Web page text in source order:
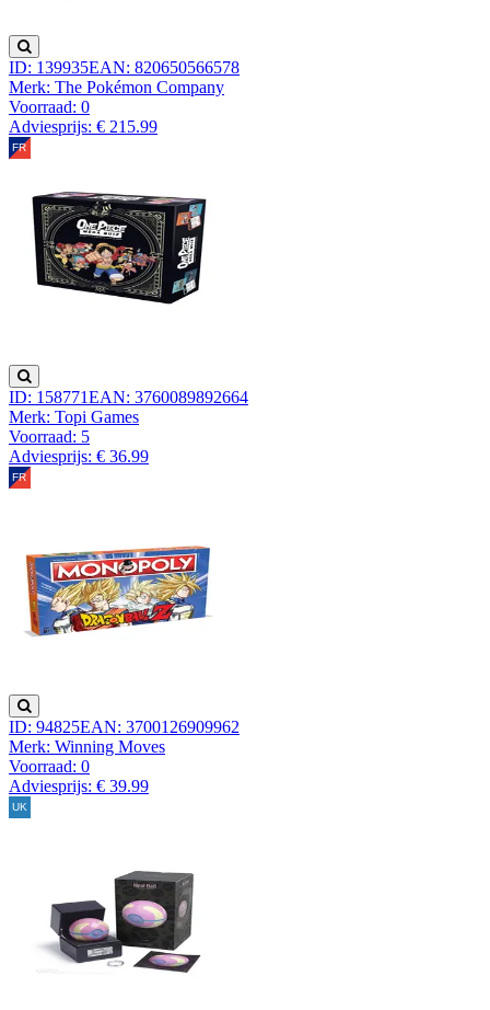
ID: 139935EAN: 820650566578
Merk: The Pokémon Company
Voorraad: 0
Adviesprijs: € 215.99
ID: 158771EAN: 3760089892664
Merk: Topi Games
Voorraad: 5
Adviesprijs: € 36.99
ID: 94825EAN: 3700126909962
Merk: Winning Moves
Voorraad: 0
Adviesprijs: € 39.99